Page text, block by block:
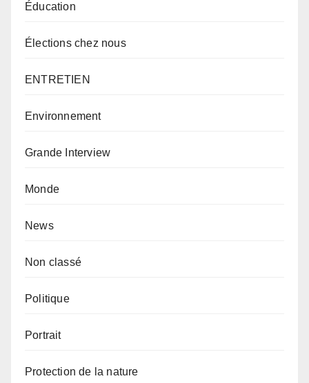
Éducation
Élections chez nous
ENTRETIEN
Environnement
Grande Interview
Monde
News
Non classé
Politique
Portrait
Protection de la nature